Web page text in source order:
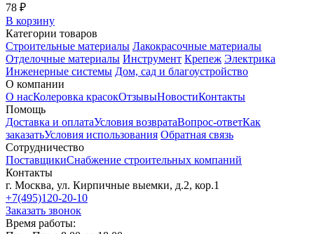
78 ₽
В корзину
Категории товаров
Строительные материалы Лакокрасочные материалы
Отделочные материалы Инструмент Крепеж Электрика
Инженерные системы Дом, сад и благоустройство
О компании
О насКолеровка красокОтзывыНовостиКонтакты
Помощь
Доставка и оплатаУсловия возвратаВопрос-ответКак
заказатьУсловия использования Обратная связь
Сотрудничество
ПоставщикиСнабжение строительных компаний
Контакты
г. Москва, ул. Кирпичные выемки, д.2, кор.1
+7(495)120-20-10
Заказать звонок
Время работы: